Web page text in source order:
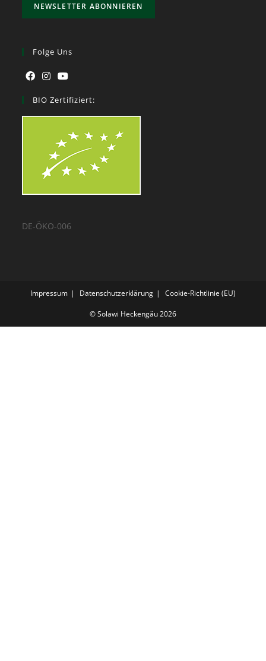
Folge Uns
BIO Zertifiziert:
DE-ÖKO-006
Impressum Datenschutzerklärung Cookie-Richtlinie (EU)
© Solawi Heckengäu 2026